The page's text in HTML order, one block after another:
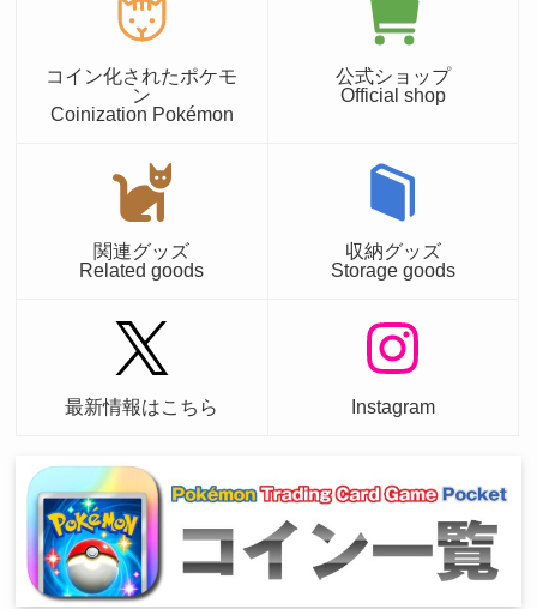
コイン化されたポケモ
ン
Coinization Pokémon
公式ショップ
Official shop
関連グッズ
Related goods
収納グッズ
Storage goods
最新情報はこちら Instagram